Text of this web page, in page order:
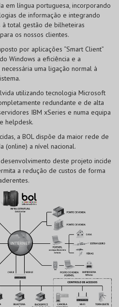
em língua portuguesa, incorporando
de informação e integrando
à total gestão de bilheteiras
os nossos clientes.
por aplicações “Smart Client”
Windows a eficiência e a
uma ligação normal à
utilizando tecnologia Microsoft
redundante e de alta
IBM xSeries e numa equipa
helpdesk.
a BOL dispõe da maior rede de
(online) a nível nacional.
deste projeto incide
a redução de custos de forma